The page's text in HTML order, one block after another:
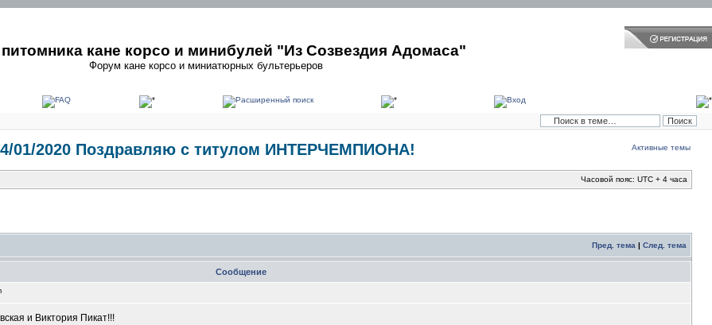
кане корсо и минибулей "Из Созвездия Адомаса"
Форум кане корсо и миниатюрных бультерьеров
01/2020 Поздравляю с титулом ИНТЕРЧЕМПИОНА! Активные темы
Часовой пояс: UTC + 4 часа
Пред. тема | След. тема
Сообщение
и Виктория Пикат!!!